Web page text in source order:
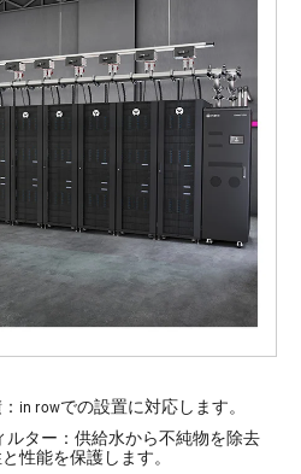
in rowでの設置に対応します。
ター： 供給水から不純物を除去
性能を保護します。